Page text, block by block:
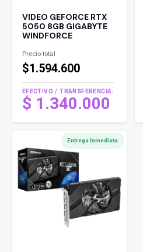
VIDEO GEFORCE RTX
5050 8GB GIGABYTE
WINDFORCE
Precio total
$1.594.600
EFECTIVO / TRANSFERENCIA:
$ 1.340.000
Entrega Inmediata